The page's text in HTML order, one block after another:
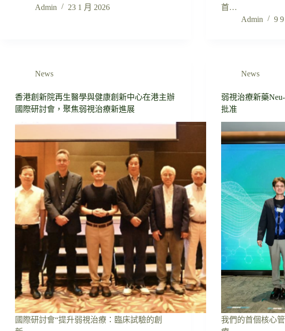
Admin
23 1 月 2026
首…
Admin
9
News
香港創新院再生醫學與健康創新中心在港主辦
國際研討會，聚焦弱視治療新進展
國際研討會“提升弱視治療：臨床試驗的創
News
弱視治療新藥
批准
我們的首個核心